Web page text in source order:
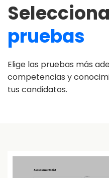
pruebas
Elige las pruebas más
competencias y
tus candidatos.